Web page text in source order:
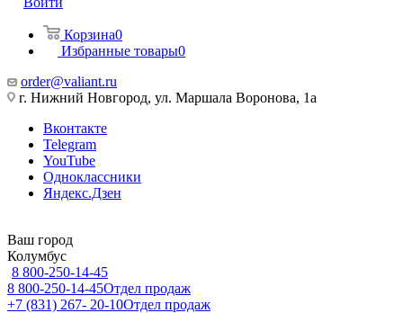
Корзина0
Избранные товары0
order@valiant.ru
г. Нижний Новгород, ул. Маршала Воронова, 1а
Вконтакте
Telegram
YouTube
Одноклассники
Яндекс.Дзен
Ваш город
Колумбус
8 800-250-14-45
8 800-250-14-45Отдел продаж
+7 (831) 267- 20-10Отдел продаж